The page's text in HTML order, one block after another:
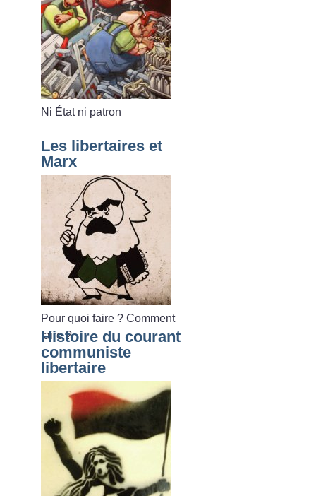
Ni État ni patron
Les libertaires et
Marx
Pour quoi faire ? Comment
faire ?
Histoire du courant
communiste
libertaire